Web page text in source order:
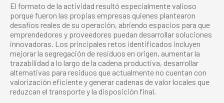
El formato de la actividad resultó especialmente valioso
porque fueron las propias empresas quienes plantearon
desafíos reales de su operación, abriendo espacios para que
emprendedores y proveedores puedan desarrollar soluciones
innovadoras. Los principales retos identificados incluyen
mejorar la segregación de residuos en origen, aumentar la
trazabilidad a lo largo de la cadena productiva, desarrollar
alternativas para residuos que actualmente no cuentan con
valorización eficiente y generar cadenas de valor locales que
reduzcan el transporte y la disposición final.